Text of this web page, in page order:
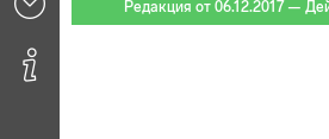
Редакция от 06.12.2017 —